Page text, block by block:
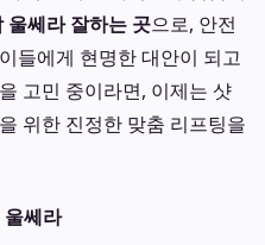
울쎄라 잘하는 곳으로, 안전
들에게 현명한 대안이 되고
고민 중이라면, 이제는 샷
위한 진정한 맞춤 리프팅을
쎄라